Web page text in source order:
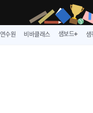
연수원 비바클래스 샘보드➕